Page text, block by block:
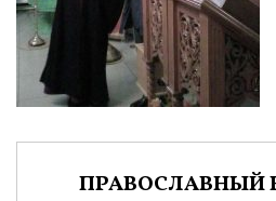
ПРАВОСЛАВНЫЙ